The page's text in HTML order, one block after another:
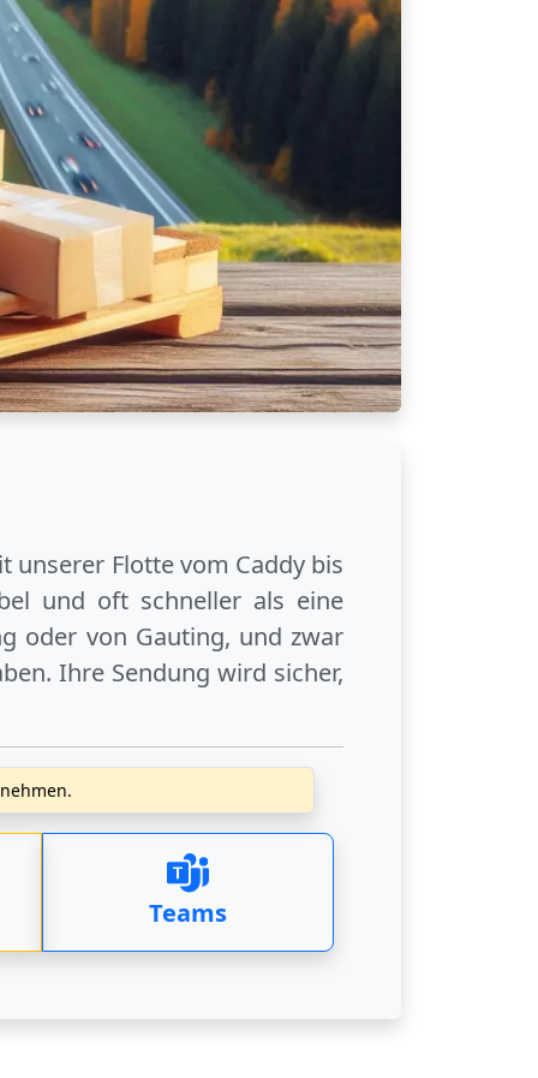
unserer Flotte vom Caddy bis
und oft schneller als eine
oder von Gauting, und zwar
Ihre Sendung wird sicher,
Teams